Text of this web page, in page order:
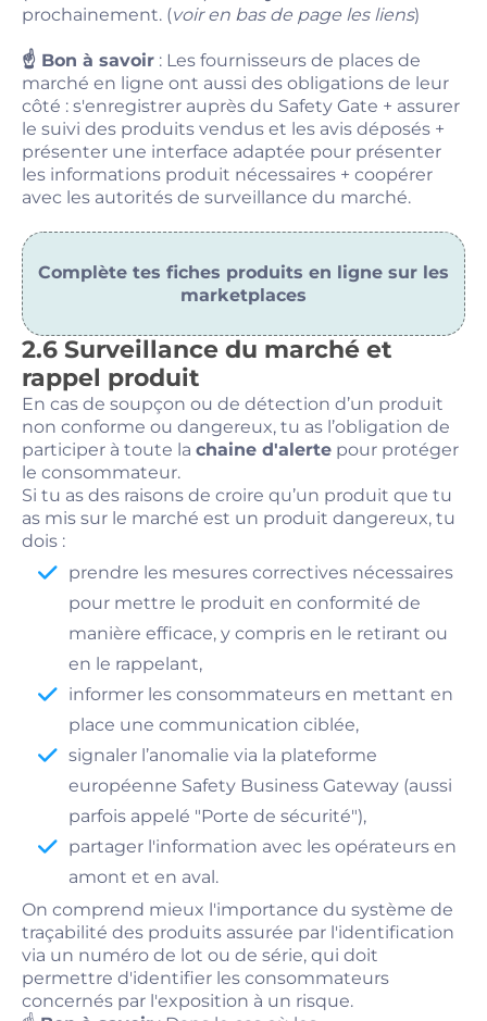
prochainement. (voir en bas de page les liens)
☝️ Bon à savoir : Les fournisseurs de places de
marché en ligne ont aussi des obligations de leur
côté : s'enregistrer auprès du Safety Gate + assurer
le suivi des produits vendus et les avis déposés +
présenter une interface adaptée pour présenter
les informations produit nécessaires + coopérer
avec les autorités de surveillance du marché.
Complète tes fiches produits en ligne sur les
marketplaces
2.6 Surveillance du marché et
rappel produit
En cas de soupçon ou de détection d’un produit
non conforme ou dangereux, tu as l’obligation de
participer à toute la chaine d'alerte pour protéger
le consommateur.
Si tu as des raisons de croire qu’un produit que tu
as mis sur le marché est un produit dangereux, tu
dois :
prendre les mesures correctives nécessaires
pour mettre le produit en conformité de
manière efficace, y compris en le retirant ou
en le rappelant,
informer les consommateurs en mettant en
place une communication ciblée,
signaler l’anomalie via la plateforme
européenne Safety Business Gateway (aussi
parfois appelé "Porte de sécurité"),
partager l'information avec les opérateurs en
amont et en aval.
On comprend mieux l'importance du système de
traçabilité des produits assurée par l'identification
via un numéro de lot ou de série, qui doit
permettre d'identifier les consommateurs
concernés par l'exposition à un risque.